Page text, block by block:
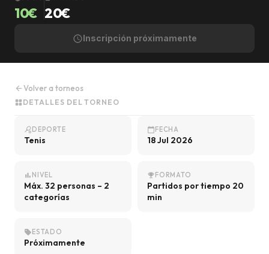
10€ 20€
scheduleInscripción próximamente
arrow_backVolver a torneos
grid_view DETALLES DEL TORNEO
sports_tennis DEPORTE
Tenis
calendar_today FECHA
18 Jul 2026
bar_chart NIVEL
Máx. 32 personas – 2
categorías
emoji_events FORMATO
Partidos por tiempo 20
min
sell ESTADO
Próximamente